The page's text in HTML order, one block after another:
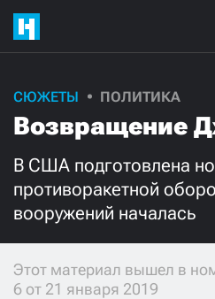
СЮЖЕТЫ ПОЛИТИКА
Возвращение
В США подготовлена
противоракетной
вооружений началась
Этот материал вышел в
6 от 21 января 2019
нашу
Ежемесячно
3000
500